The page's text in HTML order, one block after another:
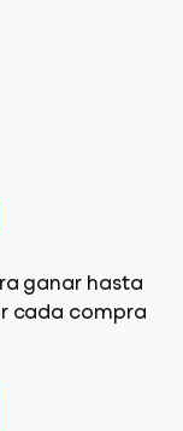
ganar hasta
cada compra